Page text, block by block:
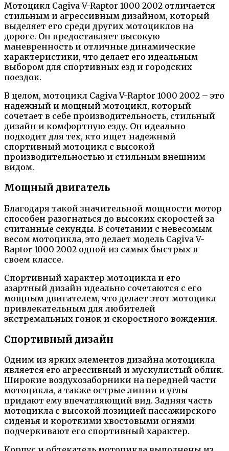
Мотоцикл Cagiva V-Raptor 1000 2002 отличается
стильным и агрессивным дизайном, который
выделяет его среди других мотоциклов на
дороге. Он предоставляет высокую
маневренность и отличные динамические
характеристики, что делает его идеальным
выбором для спортивных езд и городских
поездок.
В целом, мотоцикл Cagiva V-Raptor 1000 2002 – это
надежный и мощный мотоцикл, который
сочетает в себе производительность, стильный
дизайн и комфортную езду. Он идеально
подходит для тех, кто ищет надежный
спортивный мотоцикл с высокой
производительностью и стильным внешним
видом.
Мощный двигатель
Благодаря такой значительной мощности мотор
способен разогнаться до высоких скоростей за
считанные секунды. В сочетании с невесомым
весом мотоцикла, это делает модель Cagiva V-
Raptor 1000 2002 одной из самых быстрых в
своем классе.
Спортивный характер мотоцикла и его
азартный дизайн идеально сочетаются с его
мощным двигателем, что делает этот мотоцикл
привлекательным для любителей
экстремальных гонок и скоростного вождения.
Спортивный дизайн
Одним из ярких элементов дизайна мотоцикла
является его агрессивный и мускулистый облик.
Широкие воздухозаборники на передней части
мотоцикла, а также острые линии и углы
придают ему впечатляющий вид. Задняя часть
мотоцикла с высокой позицией пассажирского
сиденья и короткими хвостовыми огнями
подчеркивают его спортивный характер.